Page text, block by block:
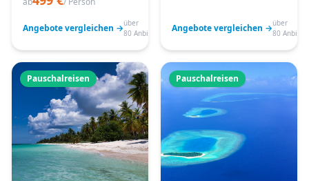
Angebote vergleichen →über
80 Anbieter
Angebote vergleichen →über
80
Pauschalreisen Pauschalreisen